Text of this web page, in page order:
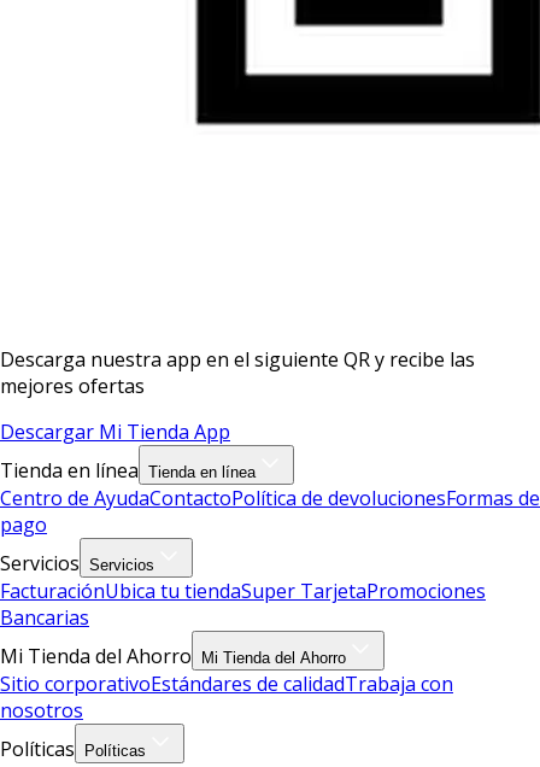
Descarga nuestra app en el siguiente QR y recibe las
mejores ofertas
Descargar Mi Tienda App
Tienda en línea Tienda en línea
Centro de AyudaContactoPolítica de devolucionesFormas de
pago
Servicios Servicios
FacturaciónUbica tu tiendaSuper TarjetaPromociones
Bancarias
Mi Tienda del Ahorro
Mi Tienda del Ahorro
Sitio corporativoEstándares de calidadTrabaja con
nosotros
Políticas
Políticas